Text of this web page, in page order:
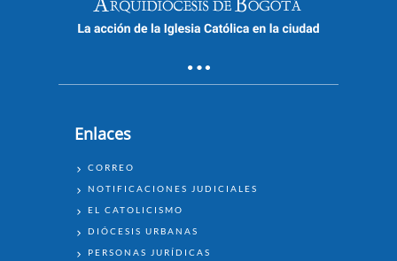
Enlaces
ENLACES
CORREO
NOTIFICACIONES JUDICIALES
EL CATOLICISMO
DIÓCESIS URBANAS
PERSONAS JURÍDICAS